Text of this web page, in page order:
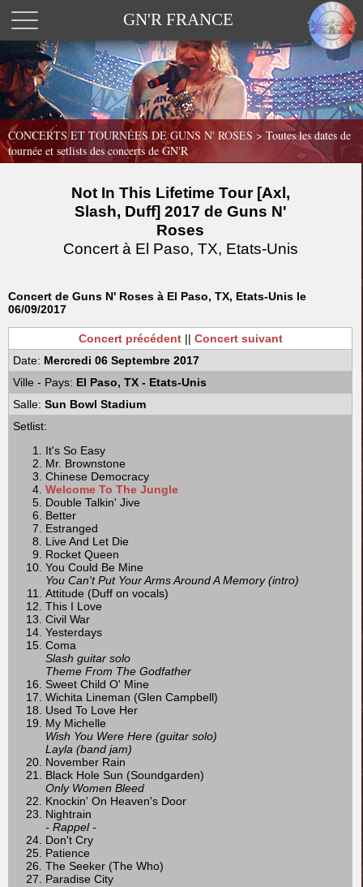
GN'R FRANCE
CONCERTS ET TOURNÉES DE GUNS N' ROSES > Toutes les dates de
tournée et setlists des concerts de GN'R
Not In This Lifetime Tour [Axl,
Slash, Duff] 2017 de Guns N'
Roses
Concert à El Paso, TX, Etats-Unis
Concert de Guns N' Roses à El Paso, TX, Etats-Unis le
06/09/2017
Concert précédent|| Concert suivant
Date: Mercredi 06 Septembre 2017
Ville - Pays: El Paso, TX - Etats-Unis
Salle:Sun Bowl Stadium
Setlist:
It's So Easy
Mr. Brownstone
Chinese Democracy
Welcome To The Jungle
Double Talkin' Jive
Better
Estranged
Live And Let Die
Rocket Queen
You Could Be Mine
You Can't Put Your Arms Around A Memory (intro)
Attitude (Duff on vocals)
This I Love
Civil War
Yesterdays
Coma
Slash guitar solo
Theme From The Godfather
Sweet Child O' Mine
Wichita Lineman (Glen Campbell)
Used To Love Her
My Michelle
Wish You Were Here (guitar solo)
Layla (band jam)
November Rain
Black Hole Sun (Soundgarden)
Only Women Bleed
Knockin' On Heaven's Door
Nightrain
- Rappel -
Don't Cry
Patience
The Seeker (The Who)
Paradise City